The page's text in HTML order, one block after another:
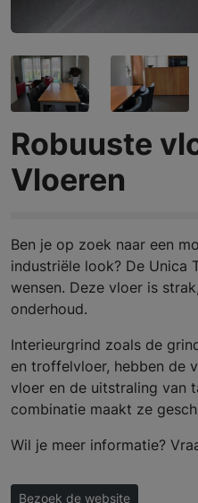
Robuuste
Vloeren
Ben je op zoek naar een
industriële look? De Unica
wensen. Deze vloer is
onderhoud.
Interieurgrind zoals de
en troffelvloer, hebben de
vloer en de uitstraling van
combinatie maakt ze
Wil je meer informatie?
Bezoek de website